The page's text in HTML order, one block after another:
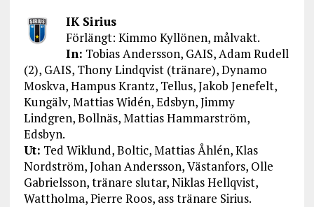
IK Sirius
Förlängt: Kimmo Kyllönen, målvakt.
In: Tobias Andersson, GAIS, Adam Rudell
(2), GAIS, Thony Lindqvist (tränare), Dynamo
Moskva, Hampus Krantz, Tellus, Jakob Jenefelt,
Kungälv, Mattias Widén, Edsbyn, Jimmy
Lindgren, Bollnäs, Mattias Hammarström,
Edsbyn.
Ut: Ted Wiklund, Boltic, Mattias Åhlén, Klas
Nordström, Johan Andersson, Västanfors, Olle
Gabrielsson, tränare slutar, Niklas Hellqvist,
Wattholma, Pierre Roos, ass tränare Sirius.